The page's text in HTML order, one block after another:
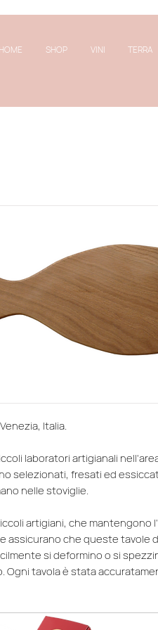
HOME SHOP VINI TERRA
Italia.
laboratori artigianali
selezionati, fresati ed
nelle stoviglie.
artigiani, che mantengono
assicurano che queste tavole
si deformino o si
Ogni tavola è stata
pane e tartine.